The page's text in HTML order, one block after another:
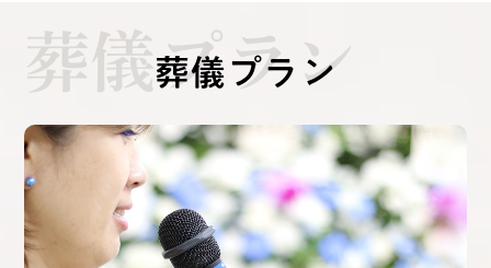
葬儀プラン
葬儀プラン